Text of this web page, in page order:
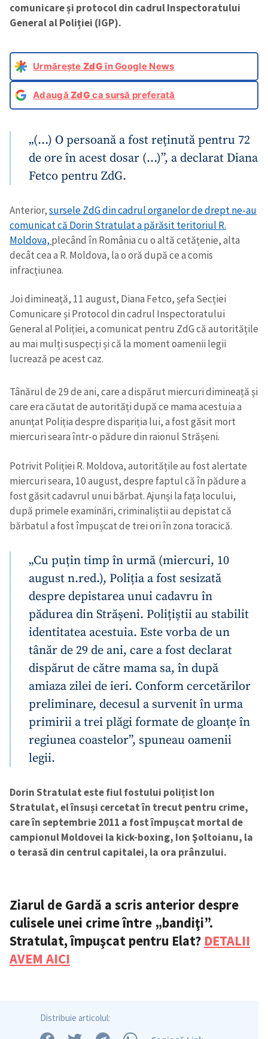
comunicare și protocol din cadrul Inspectoratului
General al Poliției (IGP).
Urmărește ZdGîn Google News
AdaugăZdG ca sursă preferată
„(…) O persoană a fost reținută pentru 72
de ore în acest dosar (…)”, a declarat Diana
Fetco pentru ZdG.
Anterior,sursele ZdG din cadrul organelor de drept ne-au
comunicat că Dorin Stratulat a părăsit teritoriul R.
Moldova,plecând în România cu o altă cetățenie, alta
decât cea a R. Moldova, la o oră după ce a comis
infracțiunea.
Joi dimineață, 11 august, Diana Fetco, șefa Secției
Comunicare și Protocol din cadrul Inspectoratului
General al Poliției, a comunicat pentru ZdG că autoritățile
au mai mulți suspecți și că la moment oamenii legii
lucrează pe acest caz.
Tânărul de 29 de ani, care a dispărut miercuri dimineață și
care era căutat de autorități după ce mama acestuia a
anunțat Poliția despre dispariția lui, a fost găsit mort
miercuri seara într-o pădure din raionul Strășeni.
Potrivit Poliției R. Moldova, autoritățile au fost alertate
miercuri seara, 10 august, despre faptul că în pădure a
fost găsit cadavrul unui bărbat. Ajunși la fața locului,
după primele examinări, criminaliștii au depistat că
bărbatul a fost împușcat de trei ori în zona toracică.
„Cu puțin timp în urmă (miercuri, 10
august n.red.), Poliția a fost sesizată
despre depistarea unui cadavru în
pădurea din Strășeni. Polițiștii au stabilit
identitatea acestuia. Este vorba de un
tânăr de 29 de ani, care a fost declarat
dispărut de către mama sa, în după
amiaza zilei de ieri. Conform cercetărilor
preliminare, decesul a survenit în urma
primirii a trei plăgi formate de gloanțe în
regiunea coastelor”, spuneau oamenii
legii.
Dorin Stratulat este fiul fostului polițist Ion
Stratulat, el însuși cercetat în trecut pentru crime,
care în septembrie 2011 a fost împușcat mortal de
campionul Moldovei la kick-boxing, Ion Şoltoianu, la
o terasă din centrul capitalei, la ora prânzului.
Ziarul de Gardă a scris anterior despre
culisele unei crime între „bandiţi”.
Stratulat, împuşcat pentru Elat? DETALII
AVEM AICI
Distribuie articolul: